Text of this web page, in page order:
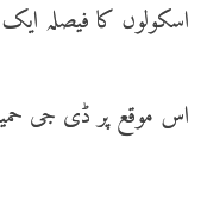
اسکولوں کا فیصلہ
اس موقع پر ڈی جی